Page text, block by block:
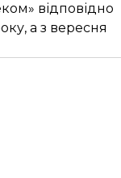
відповідно
а з вересня